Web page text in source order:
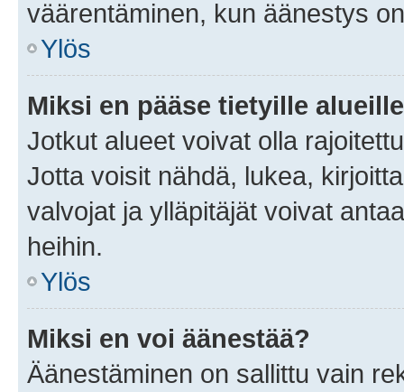
väärentäminen, kun äänestys
Ylös
Miksi en pääse tietyille
Jotkut alueet voivat olla
Jotta voisit nähdä, lukea,
valvojat ja ylläpitäjät voivat
heihin.
Ylös
Miksi en voi äänestää?
Äänestäminen on sallittu vain